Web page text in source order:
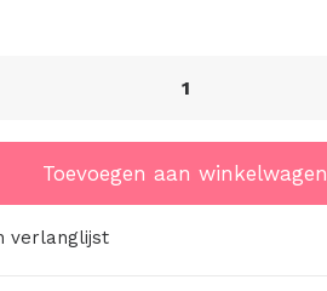
Toevoegen aan winkelwagen
verlanglijst